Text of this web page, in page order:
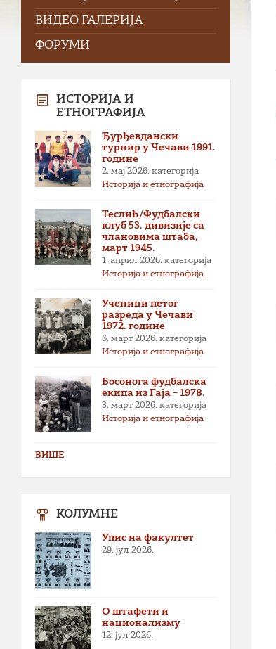
ВИДЕО ГАЛЕРИЈА
ФОРУМИ
ИСТОРИЈА И
ЕТНОГРАФИЈА
Ђурђевдански
турнир у Чечави 1991.
године
2. мај 2026. категорија
Историја и етнографија
Теслић/Фудбалски
клуб 53. дивизије са
члановима штаба,
март 1945.
1. април 2026. категорија
Историја и етнографија
Ученици петог
разреда у Чечави
1972. године
6. март 2026. категорија
Историја и етнографија
Босонога фудбалска
екипа из Гаја – 1978.
3. март 2026. категорија
Историја и етнографија
ВИШЕ
КОЛУМНЕ
Упис на факултет
29. јул 2026.
О штафети и
национализму
12. јул 2026.